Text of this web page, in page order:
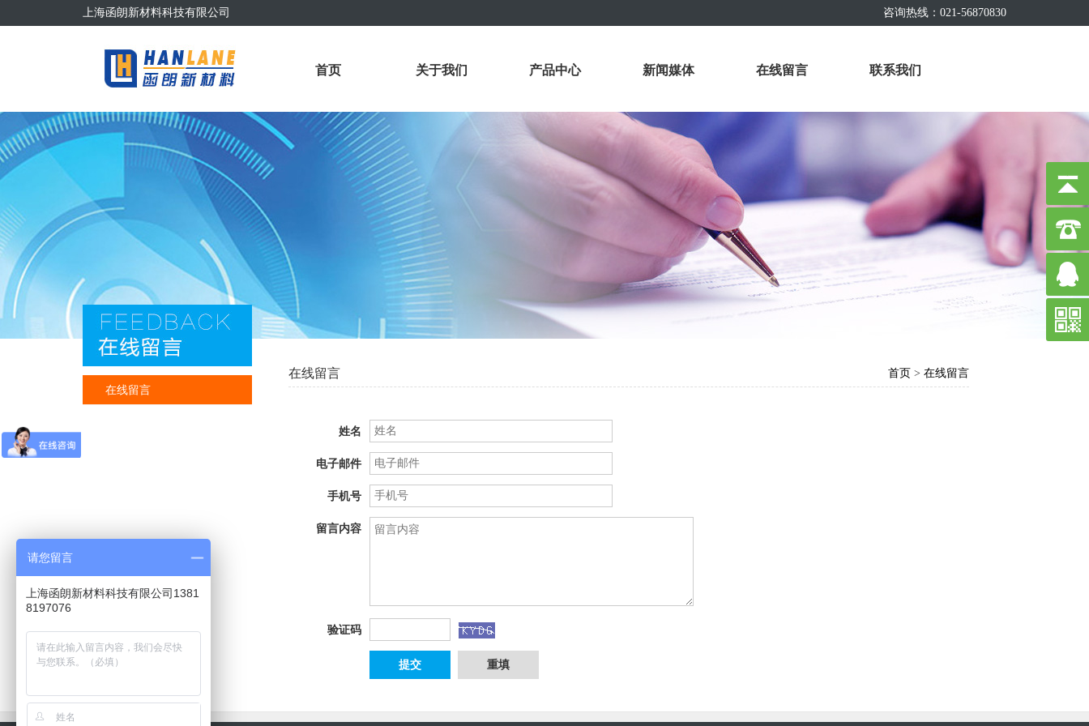
上海函朗新材料科技有限公司 咨询热线：021-56870830
首页 关于我们 产品中心 新闻媒体 在线留言 联系我们
在线留言
在线留言 首页 > 在线留言
姓名
电子邮件
手机号
留言内容
验证码
请您留言
上海函朗新材料科技有限公司1381
8197076